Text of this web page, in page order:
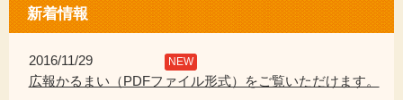
ョ
ン
ニ
新着情報
2016/11/29 NEW
広報かるまい（PDFファイル形式）をご覧いただけます。